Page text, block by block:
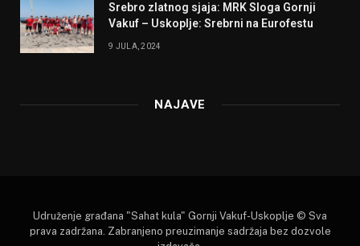
Srebro zlatnog sjaja: MRK Sloga Gornji
Vakuf – Uskoplje: Srebrni na Eurofestu
9 JULA, 2024
NAJAVE
Udruženje građana "Sahat kula" Gornji Vakuf-Uskoplje © Sva
prava zadržana. Zabranjeno preuzimanje sadržaja bez dozvole